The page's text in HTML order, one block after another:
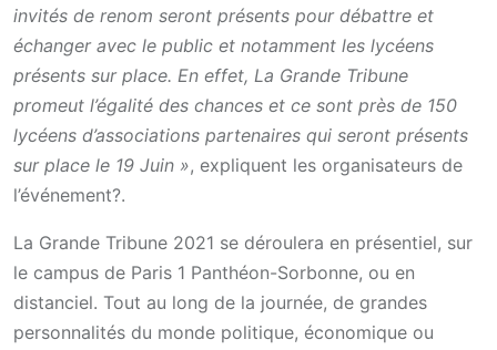
invités de renom seront présents pour débattre et
échanger avec le public et notamment les lycéens
présents sur place. En effet, La Grande Tribune
promeut l’égalité des chances et ce sont près de 150
lycéens d’associations partenaires qui seront présents
sur place le 19 Juin », expliquent les organisateurs de
l’événement?.
La Grande Tribune 2021 se déroulera en présentiel, sur
le campus de Paris 1 Panthéon-Sorbonne, ou en
distanciel. Tout au long de la journée, de grandes
personnalités du monde politique, économique ou